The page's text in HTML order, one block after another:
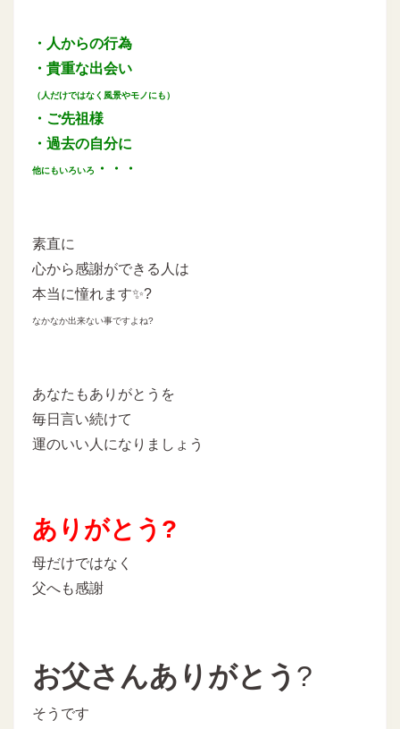
・人からの行為
・貴重な出会い
（人だけではなく風景やモノにも）
・ご先祖様
・過去の自分に
他にもいろいろ ・・・
素直に
心から感謝ができる人は
本当に憧れます✨?
なかなか出来ない事ですよね?
あなたもありがとうを
毎日言い続けて
運のいい人になりましょう
ありがとう?
母だけではなく
父へも感謝
お父さんありがとう ?
そうです